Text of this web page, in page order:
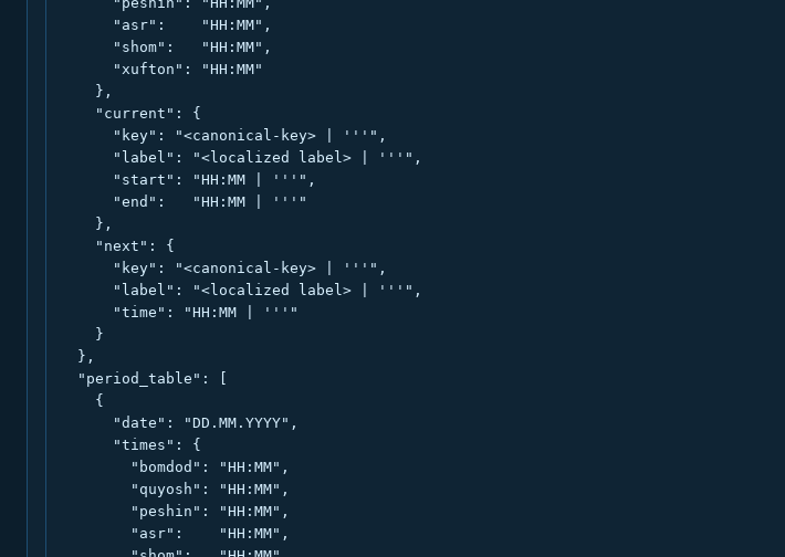
      "asr":    "HH:MM",
      "shom":   "HH:MM",
      "xufton": "HH:MM"
    },
    "current": {
      "key": "<canonical-key> | '''",
      "label": "<localized label> | '''",
      "start": "HH:MM | '''",
      "end":   "HH:MM | '''"
    },
    "next": {
      "key": "<canonical-key> | '''",
      "label": "<localized label> | '''",
      "time": "HH:MM | '''"
    }
  },
  "period_table": [
    {
      "date": "DD.MM.YYYY",
      "times": {
        "bomdod": "HH:MM",
        "quyosh": "HH:MM",
        "peshin": "HH:MM",
        "asr":    "HH:MM",